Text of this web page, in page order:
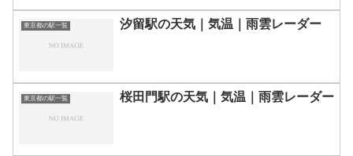
東京都の駅一覧 汐留駅の天気｜気温｜雨雲レーダー
東京都の駅一覧 桜田門駅の天気｜気温｜雨雲レーダー